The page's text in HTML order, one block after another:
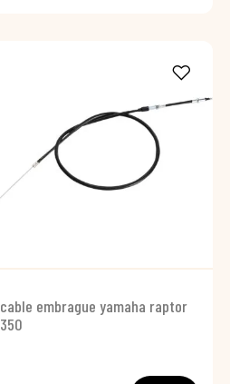
cable embrague yamaha raptor
350